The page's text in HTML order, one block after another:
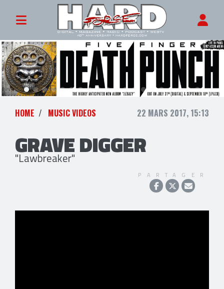
HOME MUSIC VIDEOS 22 MARS 2017, 15:13
GRAVE DIGGER
"Lawbreaker"
PARTAGER